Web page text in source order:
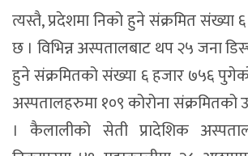
त्यस्तै, प्रदेशमा निको हुने संक्रमित
छ । विभिन्न अस्पतालबाट थप २५ जना
हुने संक्रमितको संख्या ६ हजार ७५६
अस्पतालहरुमा १०९ कोरोना
। कैलालीको सेती प्रादेशिक